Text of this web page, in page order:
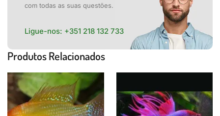
com todas as suas questões.
Ligue-nos: +351 218 132 733
Produtos Relacionados